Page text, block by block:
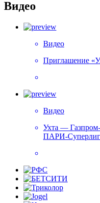
Видео
Видео
Приглашение
Видео
Ухта —
ПАРИ-